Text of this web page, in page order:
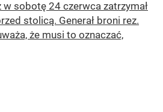
w sobotę 24 czerwca zatrzymał
stolicą. Generał broni rez.
że musi to oznaczać,